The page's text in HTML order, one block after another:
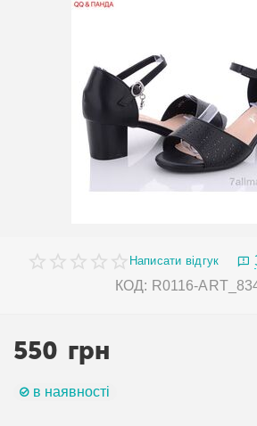
Написати відгук
КОД: R0116-
550 грн
в наявності